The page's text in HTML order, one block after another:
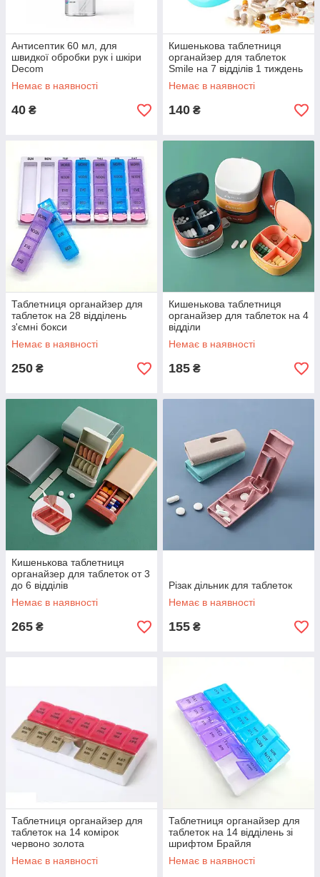
Антисептик 60 мл, для
швидкої обробки рук і шкіри
Decom
Немає в наявності
40 ₴
Кишенькова таблетниця
органайзер для таблеток
Smile на 7 відділів 1 тиждень
Немає в наявності
140 ₴
Таблетниця органайзер для
таблеток на 28 відділень
з'ємні бокси
Немає в наявності
250 ₴
Кишенькова таблетниця
органайзер для таблеток на 4
відділи
Немає в наявності
185 ₴
Кишенькова таблетниця
органайзер для таблеток от 3
до 6 відділів
Немає в наявності
265 ₴
Різак дільник для таблеток
Немає в наявності
155 ₴
Таблетниця органайзер для
таблеток на 14 комірок
червоно золота
Немає в наявності
Таблетниця органайзер для
таблеток на 14 відділень зі
шрифтом Брайля
Немає в наявності